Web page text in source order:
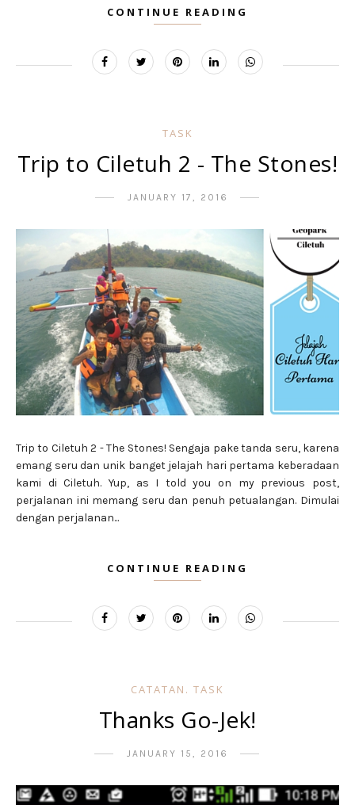
CONTINUE READING
TASK
Trip to Ciletuh 2 - The Stones!
JANUARY 17, 2016
Trip to Ciletuh 2 - The Stones! Sengaja pake tanda seru, karena
emang seru dan unik banget jelajah hari pertama keberadaan
kami di Ciletuh. Yup, as I told you on my previous post,
perjalanan ini memang seru dan penuh petualangan. Dimulai
dengan perjalanan...
CONTINUE READING
CATATAN. TASK
Thanks Go-Jek!
JANUARY 15, 2016